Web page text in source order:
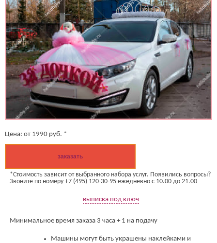
Цена: от 1990 руб. *
заказать
*Стоимость зависит от выбранного набора услуг. Появились вопросы?
Звоните по номеру +7 (495) 120-30-95 ежедневно с 10.00 до 21.00
выписка под ключ
Минимальное время заказа 3 часа + 1 на подачу
Машины могут быть украшены наклейками и